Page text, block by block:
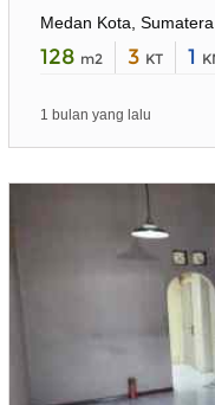
Medan Kota,
128 m2 3 KT 1
1 bulan yang lalu